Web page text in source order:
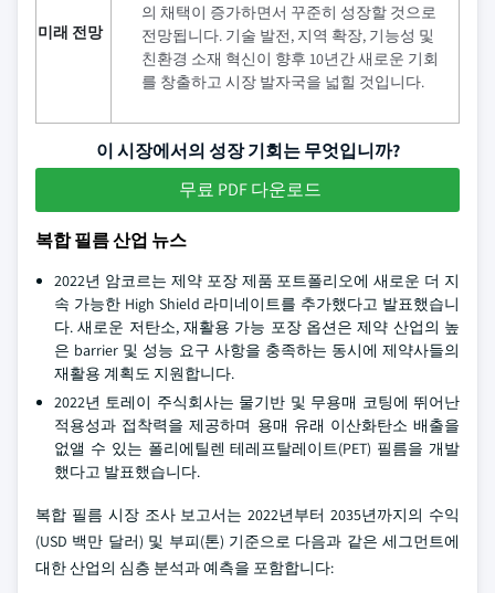
미래 전망
의 채택이 증가하면서 꾸준히 성장할 것으로
전망됩니다. 기술 발전, 지역 확장, 기능성 및
친환경 소재 혁신이 향후 10년간 새로운 기회
를 창출하고 시장 발자국을 넓힐 것입니다.
이 시장에서의 성장 기회는 무엇입니까?
무료 PDF 다운로드
복합 필름 산업 뉴스
2022년 암코르는 제약 포장 제품 포트폴리오에 새로운 더 지
속 가능한 High Shield 라미네이트를 추가했다고 발표했습니
다. 새로운 저탄소, 재활용 가능 포장 옵션은 제약 산업의 높
은 barrier 및 성능 요구 사항을 충족하는 동시에 제약사들의
재활용 계획도 지원합니다.
2022년 토레이 주식회사는 물기반 및 무용매 코팅에 뛰어난
적용성과 접착력을 제공하며 용매 유래 이산화탄소 배출을
없앨 수 있는 폴리에틸렌 테레프탈레이트(PET) 필름을 개발
했다고 발표했습니다.
복합 필름 시장 조사 보고서는 2022년부터 2035년까지의 수익
(USD 백만 달러) 및 부피(톤) 기준으로 다음과 같은 세그먼트에
대한 산업의 심층 분석과 예측을 포함합니다: